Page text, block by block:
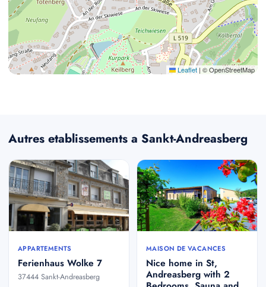
Leaflet | © OpenStreetMap
Autres etablissements a Sankt-Andreasberg
APPARTEMENTS
Ferienhaus Wolke 7
37444 Sankt-Andreasberg
MAISON DE VACANCES
Nice home in St,
Andreasberg with 2